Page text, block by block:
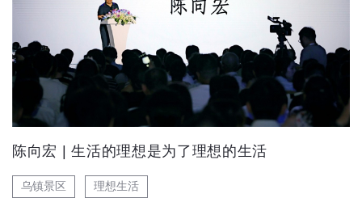
陈向宏 | 生活的理想是为了理想的生活
乌镇景区 理想生活